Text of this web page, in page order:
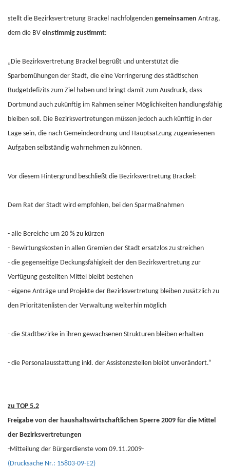
stellt die Bezirksvertretung Brackel nachfolgenden gemeinsamen Antrag,
dem die BV einstimmig zustimmt:
„Die Bezirksvertretung Brackel begrüßt und unterstützt die
Sparbemühungen der Stadt, die eine Verringerung des städtischen
Budgetdefizits zum Ziel haben und bringt damit zum Ausdruck, dass
Dortmund auch zukünftig im Rahmen seiner Möglichkeiten handlungsfähig
bleiben soll. Die Bezirksvertretungen müssen jedoch auch künftig in der
Lage sein, die nach Gemeindeordnung und Hauptsatzung zugewiesenen
Aufgaben selbständig wahrnehmen zu können.
Vor diesem Hintergrund beschließt die Bezirksvertretung Brackel:
Dem Rat der Stadt wird empfohlen, bei den Sparmaßnahmen
- alle Bereiche um 20 % zu kürzen
- Bewirtungskosten in allen Gremien der Stadt ersatzlos zu streichen
- die gegenseitige Deckungsfähigkeit der den Bezirksvertretung zur
Verfügung gestellten Mittel bleibt bestehen
- eigene Anträge und Projekte der Bezirksvertretung bleiben zusätzlich zu
den Prioritätenlisten der Verwaltung weiterhin möglich
- die Stadtbezirke in ihren gewachsenen Strukturen bleiben erhalten
- die Personalausstattung inkl. der Assistenzstellen bleibt unverändert.“
zu TOP 5.2
Freigabe von der haushaltswirtschaftlichen Sperre 2009 für die Mittel
der Bezirksvertretungen
-Mitteilung der Bürgerdienste vom 09.11.2009-
(Drucksache Nr.: 15803-09-E2)